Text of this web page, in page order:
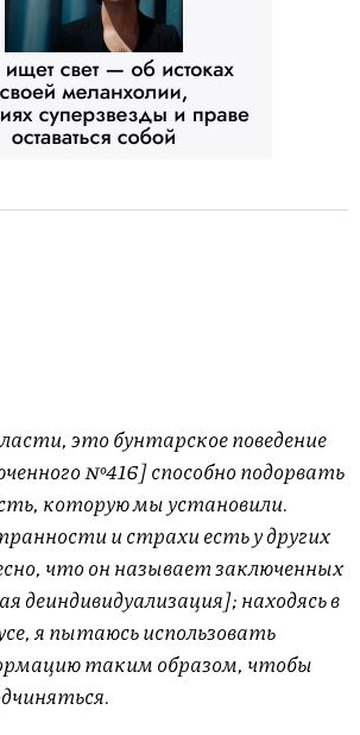
это бунтарское поведение
№416] способно подорвать
которую мы установили.
и страхи есть у других
что он называет заключенных
деиндивидуализация]; находясь в
я пытаюсь использовать
таким образом, чтобы